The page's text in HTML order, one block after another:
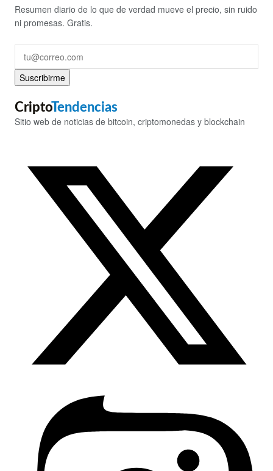
Resumen diario de lo que de verdad mueve el precio, sin ruido
ni promesas. Gratis.
Suscribirme
CriptoTendencias
Sitio web de noticias de bitcoin, criptomonedas y blockchain